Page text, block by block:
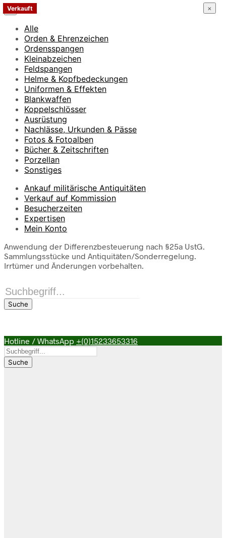
×
Alle
Orden & Ehrenzeichen
Ordensspangen
Kleinabzeichen
Feldspangen
Helme & Kopfbedeckungen
Uniformen & Effekten
Blankwaffen
Koppelschlösser
Ausrüstung
Nachlässe, Urkunden & Pässe
Fotos & Fotoalben
Bücher & Zeitschriften
Porzellan
Sonstiges
Ankauf militärische Antiquitäten
Verkauf auf Kommission
Besucherzeiten
Expertisen
Mein Konto
Anwendung der Differenzbesteuerung nach §25a UstG.
Sammlungsstücke und Antiquitäten/Sonderregelung.
Irrtümer und Änderungen vorbehalten.
×
Products
search
Suche
Hotline / WhatsApp +(0)15233653316
Products
search
Suche
Verkauft